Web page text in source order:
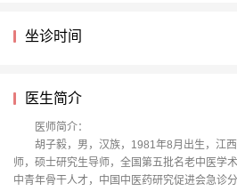
坐诊时间
医生简介
医师简介：
胡子毅，男，汉族，1981年8月出生，江
师，硕士研究生导师，全国第五批名老中医学
中青年骨干人才，中国中医药研究促进会急诊